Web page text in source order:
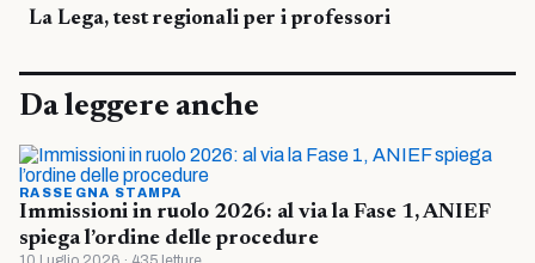
La Lega, test regionali per i professori
Da leggere anche
RASSEGNA STAMPA
Immissioni in ruolo 2026: al via la Fase 1, ANIEF
spiega l’ordine delle procedure